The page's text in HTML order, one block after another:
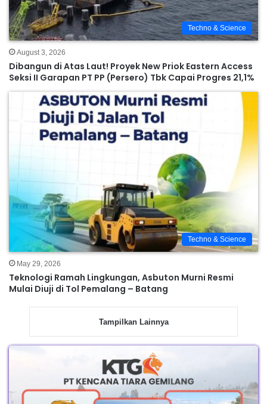
Techno & Science
August 3, 2026
Dibangun di Atas Laut! Proyek New Priok Eastern Access
Seksi II Garapan PT PP (Persero) Tbk Capai Progres 21,1%
Techno & Science
May 29, 2026
Teknologi Ramah Lingkungan, Asbuton Murni Resmi
Mulai Diuji di Tol Pemalang – Batang
Tampilkan Lainnya